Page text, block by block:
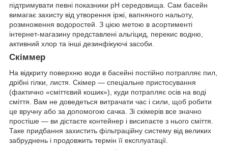
підтримувати певні показники рН середовища. Сам басейн
вимагає захисту від утворення іржі, вапняного нальоту,
розмноження водоростей. З цією метою в асортименті
інтернет-магазину представлені альгіцид, перекис водню,
активний хлор та інші дезинфікуючі засоби.
Скіммер
На відкриту поверхню води в басейні постійно потрапляє пил,
дрібні гілки, листя. Скімер — спеціальне пристосування
(фактично «сміттєвий кошик»), куди потрапляє осів на воді
сміття. Вам не доведеться витрачати час і сили, щоб робити
це вручну або за допомогою сачка. Зі скімерів все значно
простіше — ви дістаєте контейнер і висипаєте з нього сміття.
Таке придбання захистить фільтраційну систему від великих
забруднень і продовжить термін її експлуатації.